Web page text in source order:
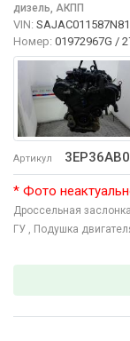
Артикул
дизель, АКПП
VIN:
Номер: 01972967G /
* Фото
Дроссельная заслонка
ГУ , Подушка